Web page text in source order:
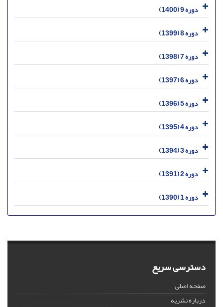
دوره 9 (1400)
دوره 8 (1399)
دوره 7 (1398)
دوره 6 (1397)
دوره 5 (1396)
دوره 4 (1395)
دوره 3 (1394)
دوره 2 (1391)
دوره 1 (1390)
دسترسی سریع
صفحه اصلی
درباره نشریه